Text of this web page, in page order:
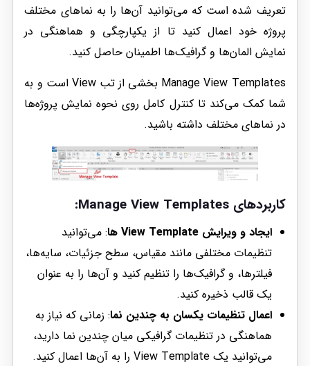
تعریف شده است که می‌توانید آن‌ها را به نماهای مختلف
پروژه خود اعمال کنید تا از یکپارچگی و هماهنگی در
نمایش المان‌ها و گرافیک‌ها اطمینان حاصل کنید.
Manage View Templates بخشی از تب View است و به
شما کمک می‌کند تا کنترل کامل روی نحوه نمایش پروژه‌ها
در نماهای مختلف داشته باشید.
کاربردهایManage View Templates
:
ایجاد و ویرایش View Template‌ ها
: می‌توانید
تنظیمات مختلفی مانند مقیاس، سطح جزئیات، سایه‌ها،
فیلترها، و گرافیک‌ها را تنظیم کنید و آن‌ها را به عنوان
یک قالب ذخیره کنید.
اعمال تنظیمات یکسان به چندین نما: زمانی که نیاز به
هماهنگی در تنظیمات گرافیکی میان چندین نما دارید،
می‌توانید یک View Template را به آن‌ها اعمال کنید.